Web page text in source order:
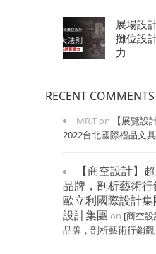
展場設
攤位設
力
RECENT
MR.T on
【展覽
2022台北國際禮品文
【商空設計】
品牌，剖析藝術
歐立利國際設計
設計集團 on [商空
品牌，剖析藝術行銷觀